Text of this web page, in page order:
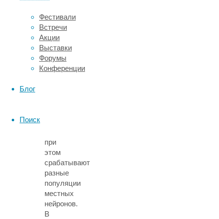
Фестивали
Встречи
Акции
Выставки
Форумы
Конференции
Блог
Поиск
в
височной
доле.
Ученые
просили
их
при
этом
срабатывают
разные
популяции
местных
нейронов.
В